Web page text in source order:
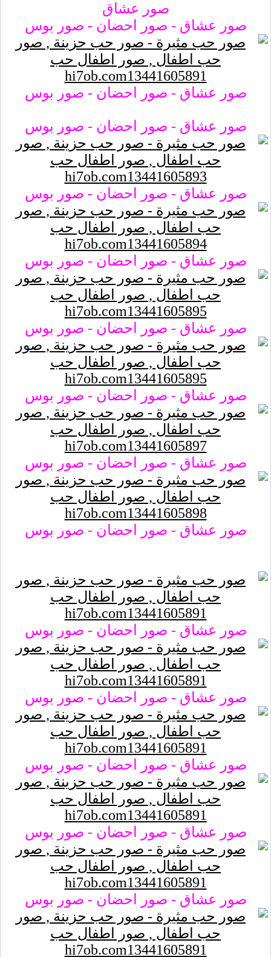
صور عشاق
صور عشاق - صور احضان - صور بوس
صور عشاق - صور احضان - صور بوس
صور عشاق - صور احضان - صور بوس
صور عشاق - صور احضان - صور بوس
صور عشاق - صور احضان - صور بوس
صور عشاق - صور احضان - صور بوس
صور عشاق - صور احضان - صور بوس
صور عشاق - صور احضان - صور بوس
صور عشاق - صور احضان - صور بوس
صور عشاق - صور احضان - صور بوس
صور عشاق - صور احضان - صور بوس
صور عشاق - صور احضان - صور بوس
صور عشاق - صور احضان - صور بوس
صور عشاق - صور احضان - صور بوس